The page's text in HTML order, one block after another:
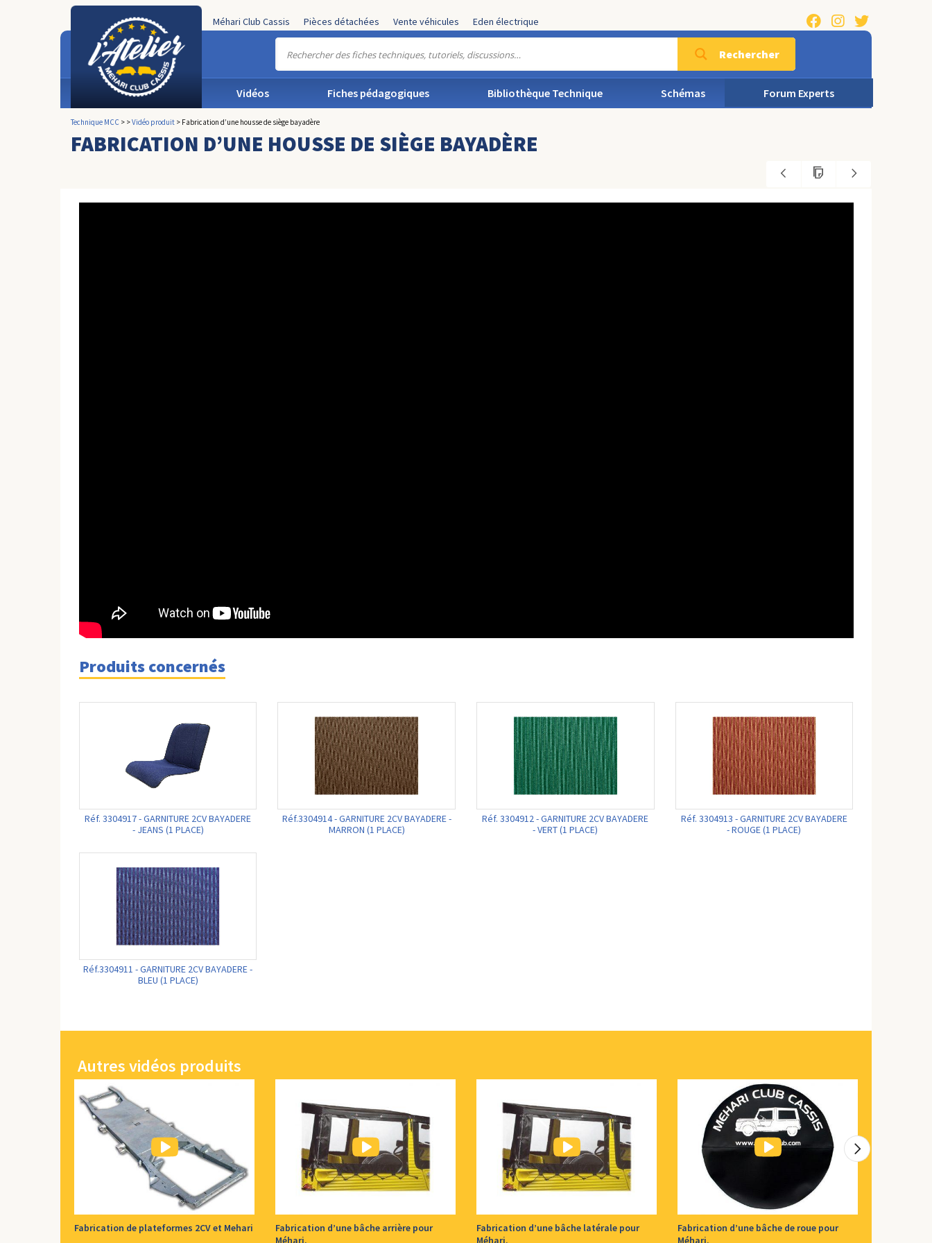
Méhari Club Cassis Pièces détachées Vente véhicules Eden électrique
Rechercher
Vidéos Fiches pédagogiques Bibliothèque Technique Schémas Forum Experts
Technique MCC > >Vidéo produit > Fabrication d’une housse de siège bayadère
FABRICATION D’UNE HOUSSE DE SIÈGE BAYADÈRE
Produits concernés
Réf. 3304917 - GARNITURE 2CV BAYADERE
- JEANS (1 PLACE)
Réf.3304914 - GARNITURE 2CV BAYADERE -
MARRON (1 PLACE)
Réf. 3304912 - GARNITURE 2CV BAYADERE
- VERT (1 PLACE)
Réf. 3304913 - GARNITURE 2CV BAYADERE
- ROUGE (1 PLACE)
Réf.3304911 - GARNITURE 2CV BAYADERE -
BLEU (1 PLACE)
Autres vidéos produits
Fabrication de plateformes 2CV et Mehari
Fabrication d’une bâche arrière pour
Méhari.
Fabrication d’une bâche latérale pour
Méhari.
Fabrication d’une bâche de roue pour
Méhari.